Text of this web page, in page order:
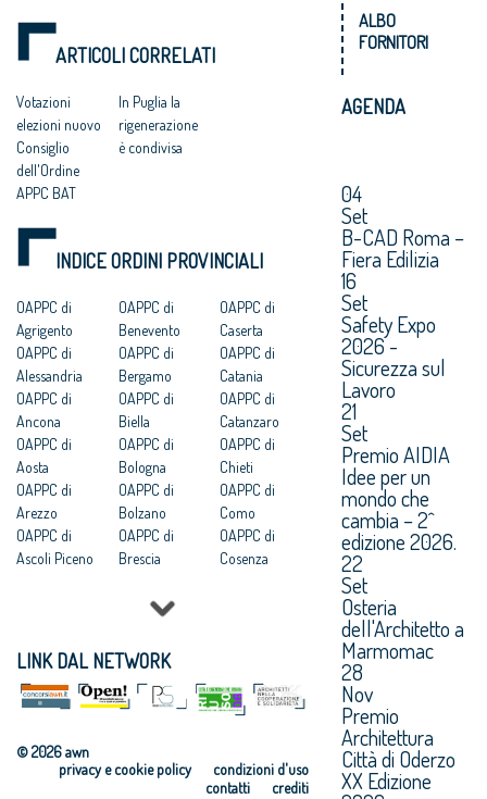
ARTICOLI CORRELATI
Votazioni
elezioni nuovo
Consiglio
dell'Ordine
APPC BAT
In Puglia la
rigenerazione
è condivisa
INDICE ORDINI PROVINCIALI
OAPPC di
Agrigento
OAPPC di
Alessandria
OAPPC di
Ancona
OAPPC di
Aosta
OAPPC di
Arezzo
OAPPC di
Ascoli Piceno
OAPPC di Bari
OAPPC di
Belluno
OAPPC di
Benevento
OAPPC di
Bergamo
OAPPC di
Biella
OAPPC di
Bologna
OAPPC di
Bolzano
OAPPC di
Brescia
Brindisi
Cagliari
OAPPC di
Caltanissetta
OAPPC di
Caserta
OAPPC di
Catania
OAPPC di
Catanzaro
OAPPC di
Chieti
OAPPC di
Como
OAPPC di
Cosenza
Cuneo
OAPPC di Enna
LINK DAL NETWORK
© 2026 awn
condizioni d'uso
privacy e cookie policy
crediti
contatti
ALBO
FORNITORI
AGENDA
04
Set
B-CAD Roma –
Fiera Edilizia
16
Set
Safety Expo
2026 -
Sicurezza sul
Lavoro
21
Set
Premio AIDIA
Idee per un
mondo che
cambia – 2^
edizione 2026.
22
Set
Osteria
dell'Architetto a
Marmomac
28
Nov
Premio
Architettura
Città di Oderzo
XX Edizione